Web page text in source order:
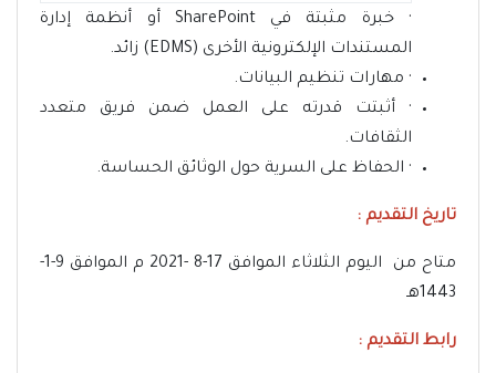
· خبرة مثبتة في SharePoint أو أنظمة إدارة
المستندات الإلكترونية الأخرى (EDMS) زائد.
· مهارات تنظيم البيانات.
· أثبتت قدرته على العمل ضمن فريق متعدد
الثقافات.
· الحفاظ على السرية حول الوثائق الحساسة.
تاريخ التقديم :
متاح من اليوم الثلاثاء الموافق 17-8 -2021 م الموافق 9-1-
1443هـ
رابط التقديم :